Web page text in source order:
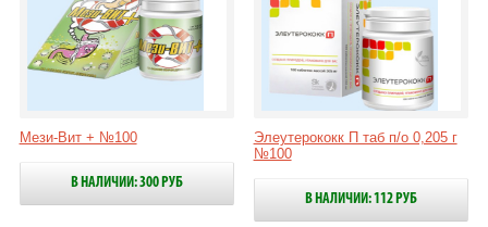
Мези-Вит + №100
В НАЛИЧИИ: 300 РУБ
Элеутерококк П таб п/о 0,205 г
№100
В НАЛИЧИИ: 112 РУБ